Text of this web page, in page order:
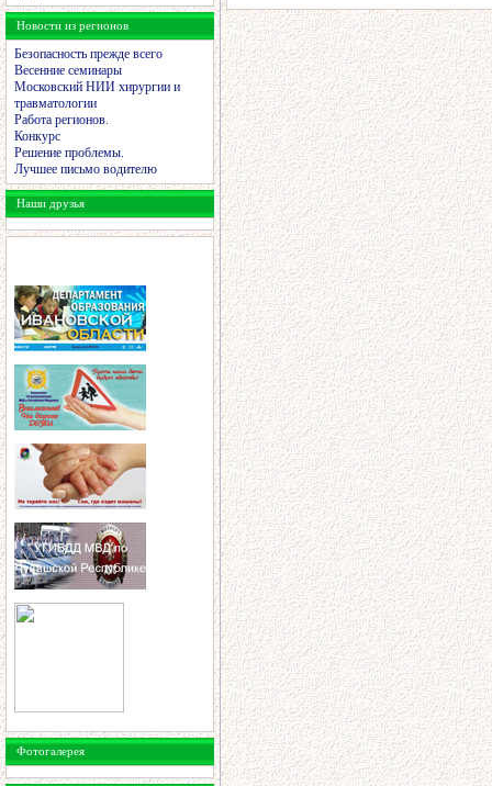
Новости из регионов
Безопасность прежде всего
Весенние семинары
Московский НИИ хирургии и
травматологии
Работа регионов.
Конкурс
Решение проблемы.
Лучшее письмо водителю
Наши друзья
Фотогалерея